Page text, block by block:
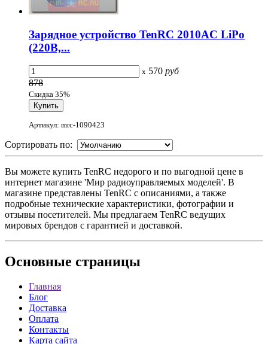
Зарядное устройство TenRC 2010AC LiPo
(220В,...
x 570 руб
878
Скидка 35%
Артикул: mrc-1090423
Сортировать по:
Вы можете купить TenRC недорого и по выгодной цене в
интернет магазине 'Мир радиоуправляемых моделей'. В
магазине представлены TenRC с описаниями, а также
подробные технические характеристики, фотографии и
отзывы посетителей. Мы предлагаем TenRC ведущих
мировых брендов с гарантией и доставкой.
Основные страницы
Главная
Блог
Доставка
Оплата
Контакты
Карта сайта